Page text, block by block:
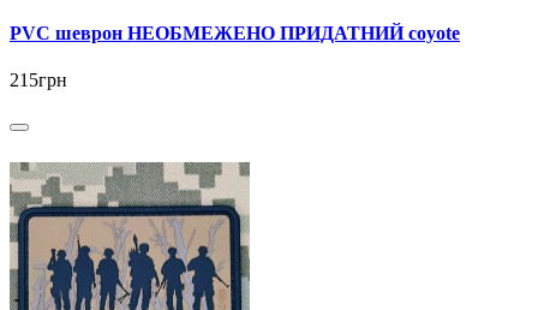
PVC шеврон НЕОБМЕЖЕНО ПРИДАТНИЙ coyote
215грн